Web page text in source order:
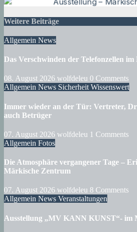
Weitere Beiträge
Allgemein News
Das Verschwinden der Telefonzellen
08. August 2026 wolfdeleu 0 Comments
Allgemein News Sicherheit Wissenswert
Immer wieder an der Tür: Vertreter,
auch Betrüger
07. August 2026 wolfdeleu 1 Comments
Allgemein Fotos
Die Atmosphäre vergangener Tage –
Märkische Zentrum
07. August 2026 wolfdeleu 8 Comments
Allgemein News Veranstaltungen
Ausstellung „MV KANN KUNST“- im